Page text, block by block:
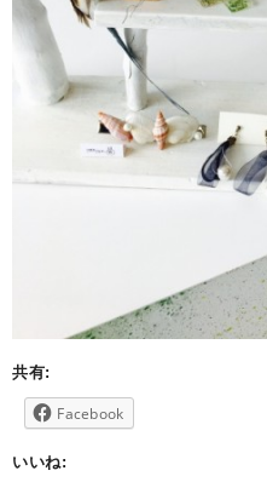
共有:
Facebook
いいね: